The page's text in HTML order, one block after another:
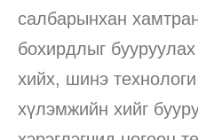
салбарынхан
бохирдлыг
хийх, шинэ
хүлэмжийн хийг